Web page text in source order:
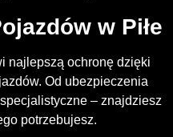
w Piłe
najlepszą ochronę dzięki
Od ubezpieczenia
– znajdziesz
potrzebujesz.